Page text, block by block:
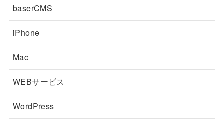
baserCMS
iPhone
Mac
WEBサービス
WordPress